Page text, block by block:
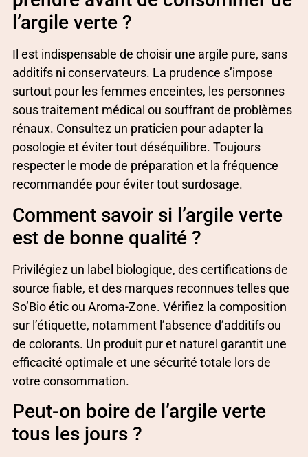
l’argile verte ?
Il est indispensable de choisir une argile pure, sans
additifs ni conservateurs. La prudence s’impose
surtout pour les femmes enceintes, les personnes
sous traitement médical ou souffrant de problèmes
rénaux. Consultez un praticien pour adapter la
posologie et éviter tout déséquilibre. Toujours
respecter le mode de préparation et la fréquence
recommandée pour éviter tout surdosage.
Comment savoir si l’argile verte
est de bonne qualité ?
Privilégiez un label biologique, des certifications de
source fiable, et des marques reconnues telles que
So’Bio étic ou Aroma-Zone. Vérifiez la composition
sur l’étiquette, notamment l’absence d’additifs ou
de colorants. Un produit pur et naturel garantit une
efficacité optimale et une sécurité totale lors de
votre consommation.
Peut-on boire de l’argile verte
tous les jours ?